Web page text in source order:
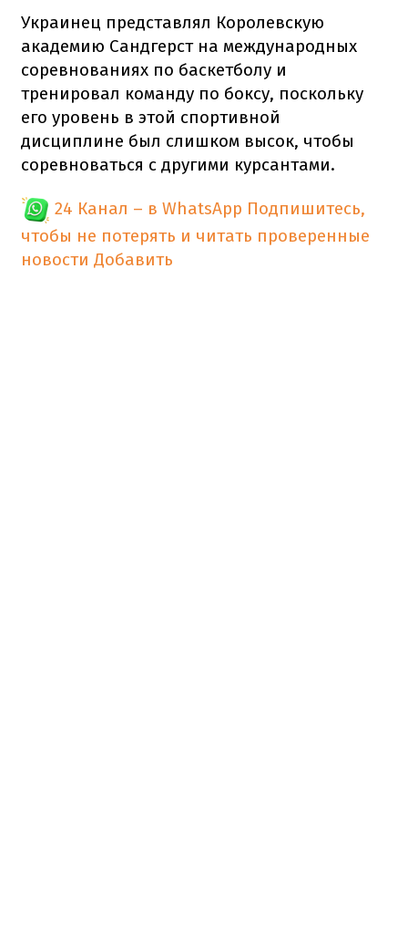
Украинец представлял Королевскую
академию Сандгерст на международных
соревнованиях по баскетболу и
тренировал команду по боксу, поскольку
его уровень в этой спортивной
дисциплине был слишком высок, чтобы
соревноваться с другими курсантами.
24 Канал – в WhatsApp Подпишитесь,
чтобы не потерять и читать проверенные
новости Добавить